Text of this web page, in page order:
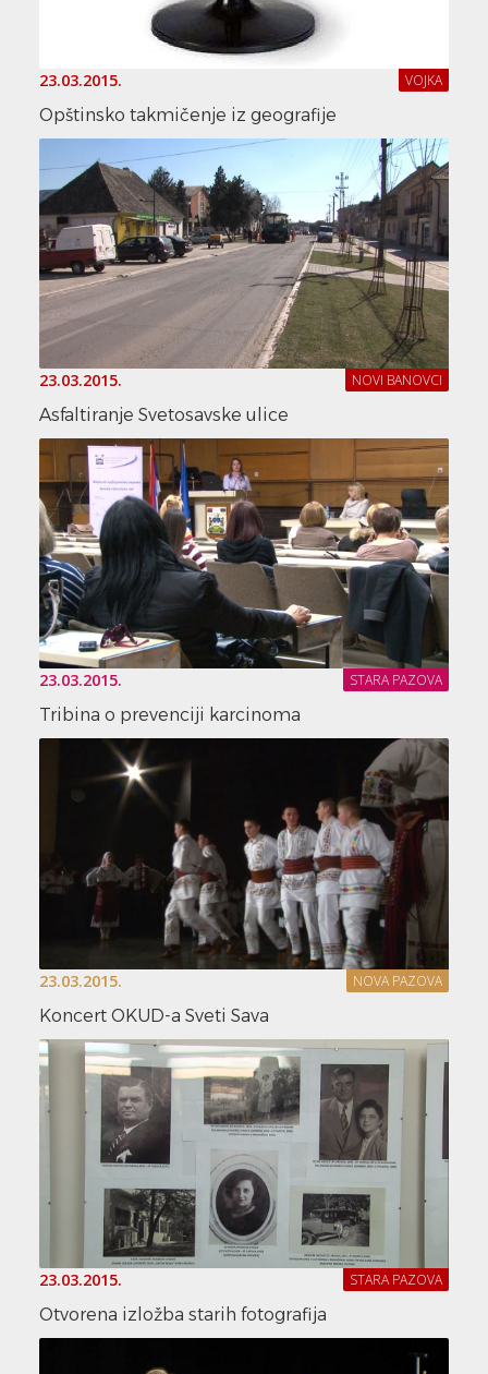
23.03.2015. VOJKA
Opštinsko takmičenje iz geografije
23.03.2015. NOVI BANOVCI
Asfaltiranje Svetosavske ulice
23.03.2015. STARA PAZOVA
Tribina o prevenciji karcinoma
23.03.2015. NOVA PAZOVA
Koncert OKUD-a Sveti Sava
23.03.2015. STARA PAZOVA
Otvorena izložba starih fotografija